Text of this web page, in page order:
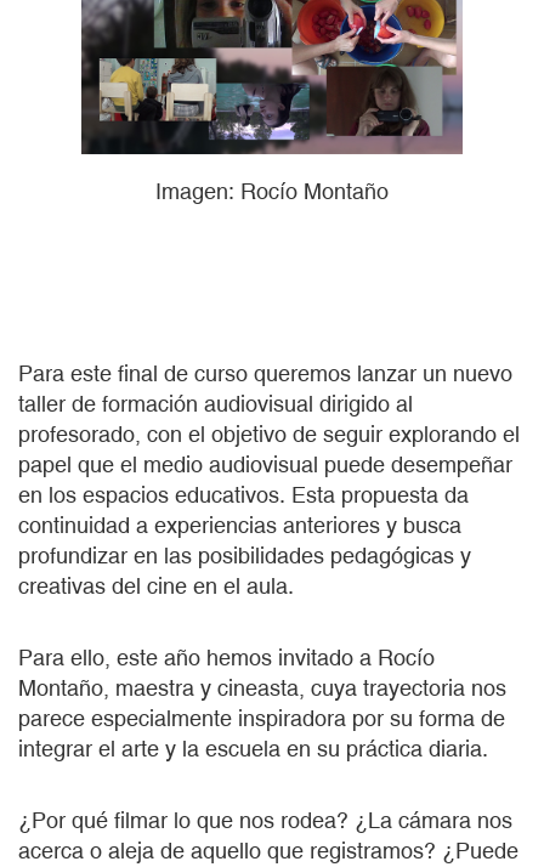
Imagen: Rocío Montaño
Para este final de curso queremos lanzar un nuevo
taller de formación audiovisual dirigido al
profesorado, con el objetivo de seguir explorando el
papel que el medio audiovisual puede desempeñar
en los espacios educativos. Esta propuesta da
continuidad a experiencias anteriores y busca
profundizar en las posibilidades pedagógicas y
creativas del cine en el aula.
Para ello, este año hemos invitado a Rocío
Montaño, maestra y cineasta, cuya trayectoria nos
parece especialmente inspiradora por su forma de
integrar el arte y la escuela en su práctica diaria.
¿Por qué filmar lo que nos rodea? ¿La cámara nos
acerca o aleja de aquello que registramos? ¿Puede